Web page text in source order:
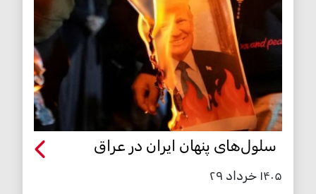
سلول‌های پنهان ایران در عراق
۱۴۰۵ خرداد ۲۹